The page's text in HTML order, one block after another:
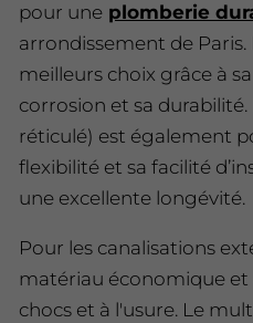
pour une plomberie
arrondissement de Paris.
meilleurs choix grâce à
corrosion et sa
réticulé) est également
flexibilité et sa facilité
une excellente longévité.
Pour les canalisations
matériau économique et
chocs et à l'usure. Le